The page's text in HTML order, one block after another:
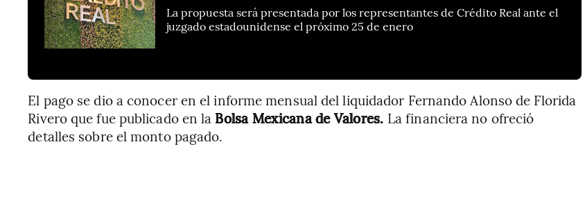
La propuesta será presentada por los representantes de Crédito Real ante el
juzgado estadounidense el próximo 25 de enero
El pago se dio a conocer en el informe mensual del liquidador Fernando Alonso de Florida
Rivero que fue publicado en la Bolsa Mexicana de Valores. La financiera no ofreció
detalles sobre el monto pagado.